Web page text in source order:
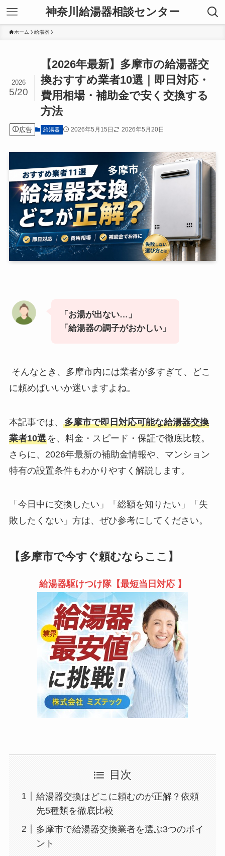
神奈川給湯器相談センター
ホーム 給湯器
【2026年最新】多摩市の給湯器交
換おすすめ業者10選｜即日対応・
費用相場・補助金で安く交換する
方法
2026
5/20
広告 給湯器 2026年5月15日 2026年5月20日
「お湯が出ない…」
「給湯器の調子がおかしい」
そんなとき、多摩市内には業者が多すぎて、どこ
に頼めばいいか迷いますよね。
本記事では、 多摩市で即日対応可能な給湯器交換
業者10選を、料金・スピード・保証で徹底比較。
さらに、2026年最新の補助金情報や、マンション
特有の設置条件もわかりやすく解説します。
「今日中に交換したい」「総額を知りたい」「失
敗したくない」方は、ぜひ参考にしてください。
【多摩市で今すぐ頼むならここ】
給湯器駆けつけ隊【最短当日対応 】
目次
給湯器交換はどこに頼むのが正解？依頼
先5種類を徹底比較
多摩市で給湯器交換業者を選ぶ3つのポイ
ント